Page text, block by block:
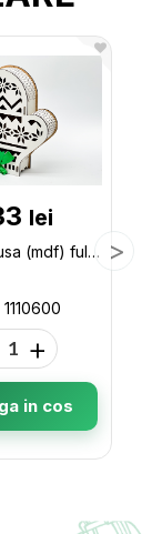
lei
Cutie manusa (mdf) fulgi 24*18*7 1110600
+
in cos